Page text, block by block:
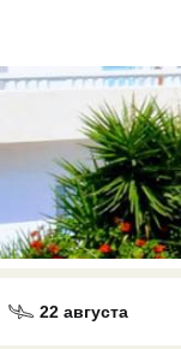
22 августа